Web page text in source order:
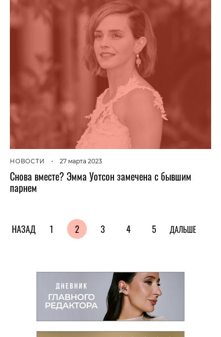
НОВОСТИ • 27 марта 2023
Снова вместе? Эмма Уотсон замечена с бывшим
парнем
НАЗАД 1 2 3 4 5 ДАЛЬШЕ